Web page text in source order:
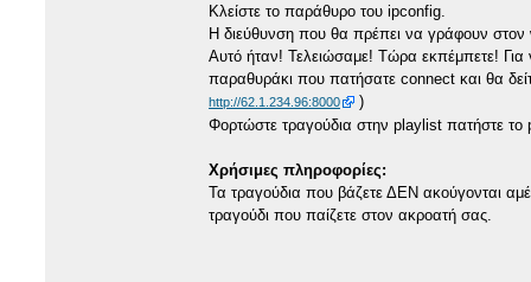
Κλείστε το παράθυρο του ipconfig.
Η διεύθυνση που θα πρέπει να γράφουν
Αυτό ήταν! Τελειώσαμε! Τώρα εκπέμπετε! Για
παραθυράκι που πατήσατε connect και θα
http://62.1.234.96:8000
)
Φορτώστε τραγούδια στην playlist πατήστε το
Χρήσιμες πληροφορίες:
Τα τραγούδια που βάζετε ΔΕΝ ακούγονται
τραγούδι που παίζετε στον ακροατή σας.